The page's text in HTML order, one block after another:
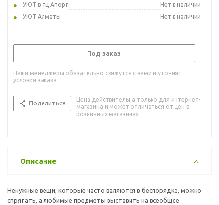
УЮТ в тц Апорт
Нет в наличии
УЮТ Алматы
Нет в наличии
Под заказ
Наши менеджеры обязательно свяжутся с вами и уточнят
условия заказа
Поделиться
Цена действительна только для интернет-
магазина и может отличаться от цен в
розничных магазинах
Описание
Ненужные вещи, которые часто валяются в беспорядке, можно
спрятать, а любимые предметы выставить на всеобщее